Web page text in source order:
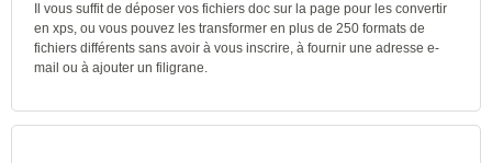
Il vous suffit de déposer vos fichiers doc sur la page pour les convertir
en xps, ou vous pouvez les transformer en plus de 250 formats de
fichiers différents sans avoir à vous inscrire, à fournir une adresse e-
mail ou à ajouter un filigrane.